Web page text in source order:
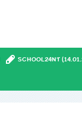
SCHOOL24NT